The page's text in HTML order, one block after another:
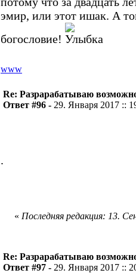
эмир, или этот ишак. А
богословие!
www
Re: Разрарабатываю
Ответ #96 - 29. Января 2017 ::
.
« Последняя редакция: 13.
Re: Разрарабатываю
Ответ #97 - 29. Января 2017 ::